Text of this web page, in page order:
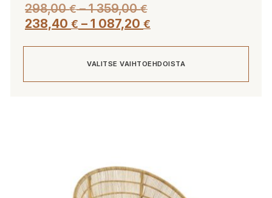
298,00€ – 1 359,00€Hintaluokka:
298,00 €
359,00 €
238,40 € – 1 087,20 €
1
087,20 €
VALITSE VAIHTOEHDOISTA